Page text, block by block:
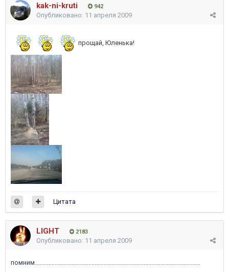
kak-ni-kruti 942
Опубликовано: 11 апреля 2009
прощай, Юленька!
Цитата
LIGHT 2183
Опубликовано: 11 апреля 2009
помним............................................................................................................